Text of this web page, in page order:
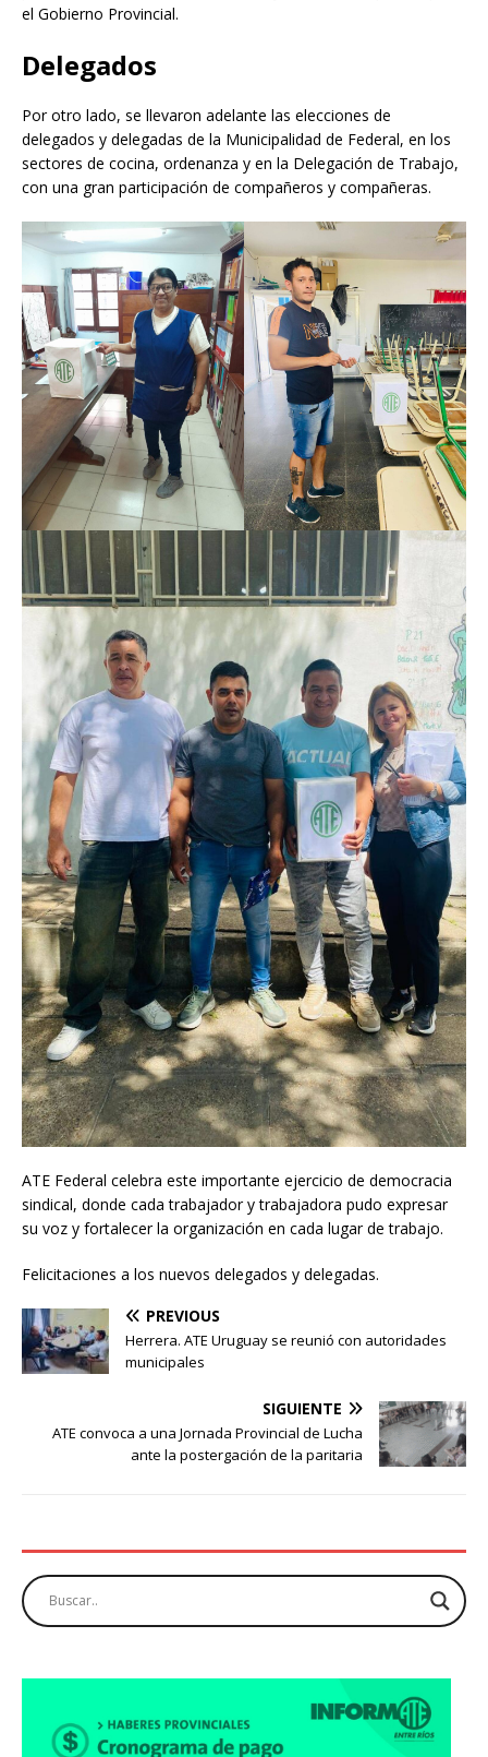
el Gobierno Provincial.
Delegados
Por otro lado, se llevaron adelante las elecciones de
delegados y delegadas de la Municipalidad de Federal, en los
sectores de cocina, ordenanza y en la Delegación de Trabajo,
con una gran participación de compañeros y compañeras.
ATE Federal celebra este importante ejercicio de democracia
sindical, donde cada trabajador y trabajadora pudo expresar
su voz y fortalecer la organización en cada lugar de trabajo.
Felicitaciones a los nuevos delegados y delegadas.
PREVIOUS
Herrera. ATE Uruguay se reunió con autoridades
municipales
SIGUIENTE
ATE convoca a una Jornada Provincial de Lucha
ante la postergación de la paritaria